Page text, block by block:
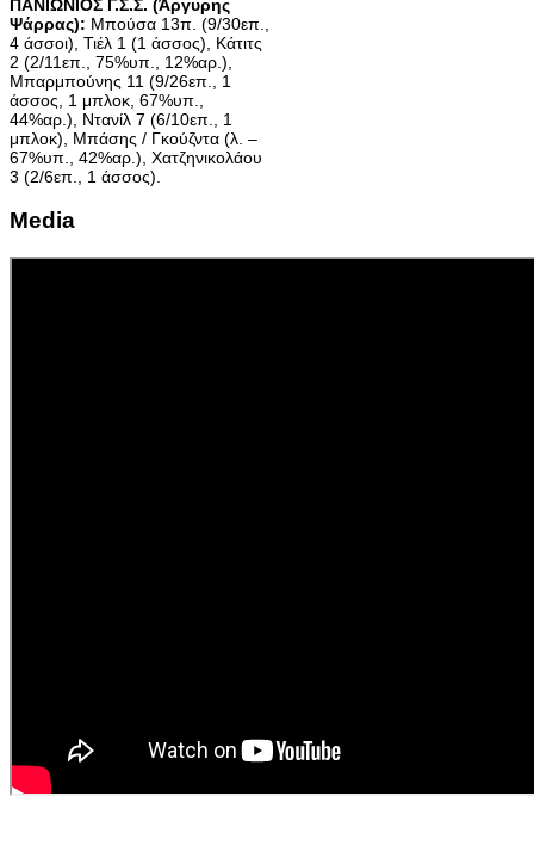
ΠΑΝΙΩΝΙΟΣ Γ.Σ.Σ. (Άργυρης
Ψάρρας): Μπούσα 13π. (9/30επ.,
4 άσσοι), Τιέλ 1 (1 άσσος), Κάτιτς
2 (2/11επ., 75%υπ., 12%αρ.),
Μπαρμπούνης 11 (9/26επ., 1
άσσος, 1 μπλοκ, 67%υπ.,
44%αρ.), Ντανίλ 7 (6/10επ., 1
μπλοκ), Μπάσης / Γκούζντα (λ. –
67%υπ., 42%αρ.), Χατζηνικολάου
3 (2/6επ., 1 άσσος).
Media